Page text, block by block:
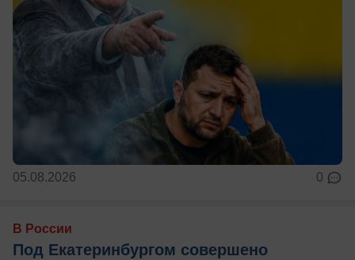
05.08.2026 0
В России
Под Екатеринбургом совершено